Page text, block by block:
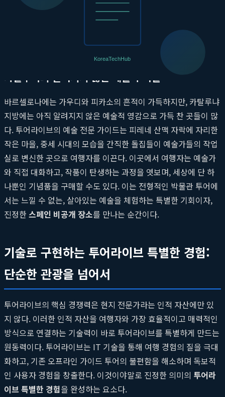
인의 바, 젊은 셰프들이 혁신적인 핀초를 선보이는 실험적인 공간
등 자신만의 비밀스러운 리스트를 공유한다. 이는 단순한 맛집 투
어를 넘어, 바스크 지방의 음식 철학과 문화를 깊이 있게 이해하는
을 제공한다.
카탈루냐의 알려지지 않은 예술가 마을
바르셀로나에는 가우디와 피카소의 흔적이 가득하지만, 카탈루냐
지방에는 아직 알려지지 않은 예술적 영감으로 가득 찬 곳들이 많
다. 투어라이브의 예술 전문 가이드는 피레네 산맥 자락에 자리한
작은 마을, 중세 시대의 모습을 간직한 돌집들이 예술가들의 작업
실로 변신한 곳으로 여행자를 이끈다. 이곳에서 여행자는 예술가
와 직접 대화하고, 작품이 탄생하는 과정을 엿보며, 세상에 단 하
나뿐인 기념품을 구매할 수도 있다. 이는 전형적인 박물관 투어에
서는 느낄 수 없는, 살아있는 예술을 체험하는 특별한 기회이자,
진정한스페인 비공개 장소를 만나는 순간이다.
기술로 구현하는 투어라이브 특별한 경험:
단순한 관광을 넘어서
투어라이브의 핵심 경쟁력은 현지 전문가라는 인적 자산에만 있
지 않다. 이러한 인적 자산을 여행자와 가장 효율적이고 매력적인
방식으로 연결하는 기술력이 바로 투어라이브를 특별하게 만드는
원동력이다. 투어라이브는 IT 기술을 통해 여행 경험의 질을 극대
화하고, 기존 오프라인 가이드 투어의 불편함을 해소하며 독보적
인 사용자 경험을 창출한다. 이것이야말로 진정한 의미의 투어라
이브 특별한 경험을 완성하는 요소다.